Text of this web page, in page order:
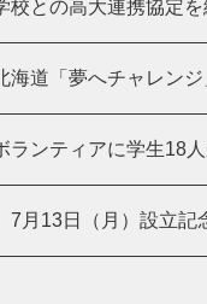
校との高大連携協定
海道「夢へチャレン
ランティアに学生18
7月13日（月）設立